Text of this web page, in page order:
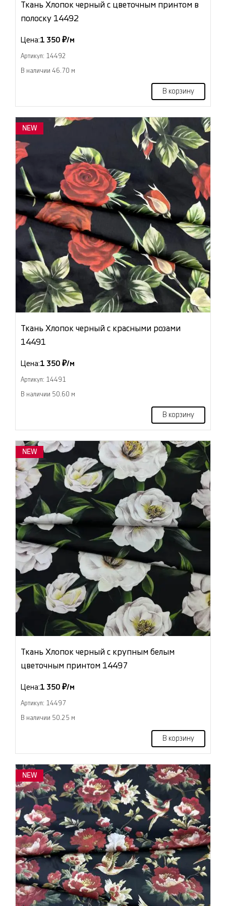
Ткань Хлопок черный с цветочным принтом в
полоску 14492
Цена:1 350 ₽/м
Артикул: 14492
В наличии 46.70 м
В корзину
NEW
Ткань Хлопок черный с красными розами
14491
Цена:1 350 ₽/м
Артикул: 14491
В наличии 50.60 м
В корзину
NEW
Ткань Хлопок черный с крупным белым
цветочным принтом 14497
Цена:1 350 ₽/м
Артикул: 14497
В наличии 50.25 м
В корзину
NEW